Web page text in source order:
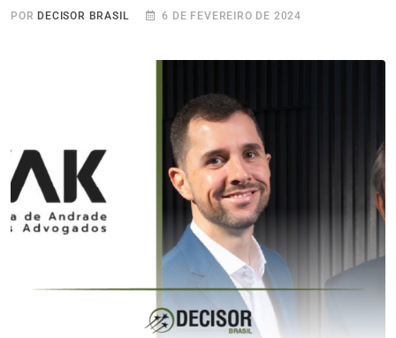
POR DECISOR BRASIL 6 DE FEVEREIRO DE 2024